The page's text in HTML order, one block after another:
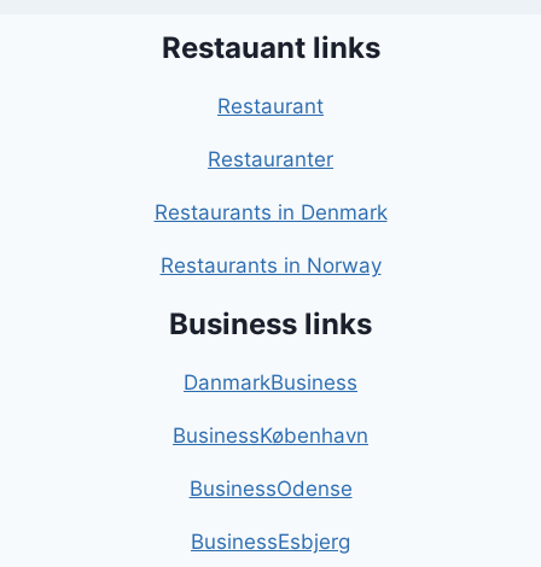
Restauant links
Restaurant
Restauranter
Restaurants in Denmark
Restaurants in Norway
Business links
DanmarkBusiness
BusinessKøbenhavn
BusinessOdense
BusinessEsbjerg